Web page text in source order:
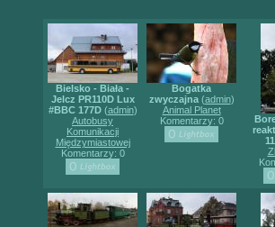
Bielsko - Biała -
Jelcz PR110D Lux
#BBC 177D(admin)
Autobusy
Komunikacji
Międzymiastowej
Komentarzy: 0
Bogatka
zwyczajna(admin)
Animal Planet
Komentarzy: 0